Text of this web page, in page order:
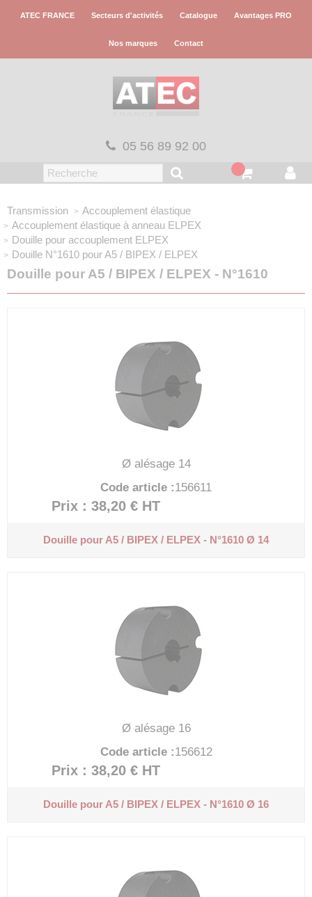
ATEC FRANCE Secteurs d'activités Catalogue Avantages PRO
Nos marques Contact
05 56 89 92 00
Transmission
Accouplement élastique
Accouplement élastique à anneau ELPEX
Douille pour accouplement ELPEX
Douille N°1610 pour A5 / BIPEX / ELPEX
Douille pour A5 / BIPEX / ELPEX - N°1610
Ø alésage 14
Code article :156611
Prix : 38,20 € HT
Douille pour A5 / BIPEX / ELPEX - N°1610 Ø 14
Ø alésage 16
Code article :156612
Prix : 38,20 € HT
Douille pour A5 / BIPEX / ELPEX - N°1610 Ø 16